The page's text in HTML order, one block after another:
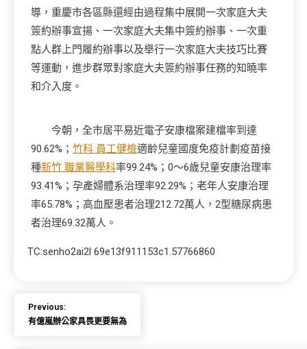
導，重慶市各區縣還經由過程集中展開一次家庭大夫
簽約辦事宣揚、一次家庭大夫集中簽約辦事、一次重
點人群上門履約辦事以及舉行一次家庭大夫技巧比賽
等運動，進步群眾對家庭大夫簽約辦事任務的知曉率
和介入度。
今朝，全市居平易近電子安康檔案建檔率到達
90.62%； 竹科 員工健檢適齡兒童國度免疫計劃疫苗接
種新竹 職業醫學科率99.24%；0～6歲兒童安康治理率
93.41%；孕產婦體系治理率92.29%；老年人安康治理
率65.78%；高血壓患者治理212.72萬人，2型糖尿病患
者治理69.32萬人。
TC:senho2ai2l 69e13f911153c1.57766860
Previous:
有億嵐辦公家具畏更要無為